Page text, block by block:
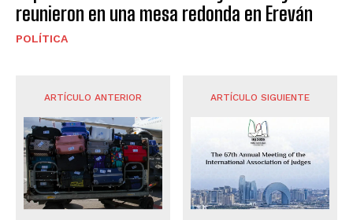
reunieron en una mesa redonda en Ereván
POLÍTICA
ARTÍCULO ANTERIOR ARTÍCULO SIGUIENTE